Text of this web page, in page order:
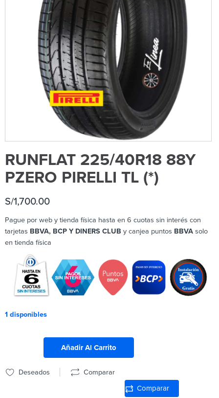
RUNFLAT 225/40R18 88Y
PZERO PIRELLI TL (*)
S/1,700.00
Pague por web y tienda física hasta en 6 cuotas sin interés con
tarjetas BBVA, BCP Y DINERS CLUB y canjea puntos BBVA solo
en tienda física
1 disponibles
Añadir Al Carrito
Deseados Comparar
Comparar